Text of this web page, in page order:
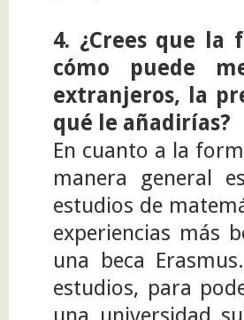
4. ¿Crees que la
cómo puede
extranjeros, la
qué le añadirías?
En cuanto a la
manera general
estudios de
experiencias más
una beca
estudios, para